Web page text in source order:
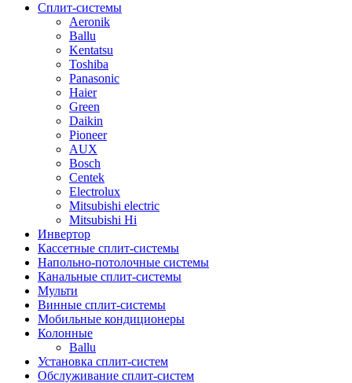
Сплит-системы
Аeronik
Ballu
Kentatsu
Toshiba
Panasonic
Haier
Green
Daikin
Pioneer
AUX
Bosch
Centek
Electrolux
Mitsubishi electric
Mitsubishi Hi
Инвертор
Кассетные сплит-системы
Напольно-потолочные системы
Канальные сплит-системы
Мульти
Винные сплит-системы
Мобильные кондиционеры
Колонные
Ballu
Установка сплит-систем
Обслуживание сплит-систем